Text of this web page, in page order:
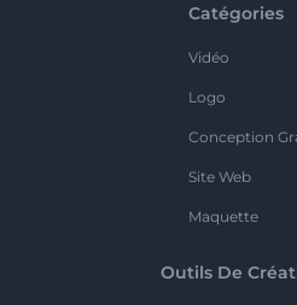
Catégories
Vidéo
Logo
Conception
Site Web
Maquette
Outils De